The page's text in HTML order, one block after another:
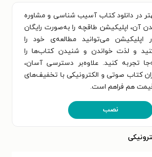
در دانلود کتاب آسیب شناسی و مشاوره
آن، اپلیکیشن طاقچه را به‌صورت رایگان
می‌توانید مطالعه‌ی خود را
و لذت خواندن و شنیدن کتاب‌ها را
تجربه کنید. علاوه‌بر دسترسی آسان،
کتاب صوتی و الکترونیکی با تخفیف‌های
هم فراهم است.
نصب